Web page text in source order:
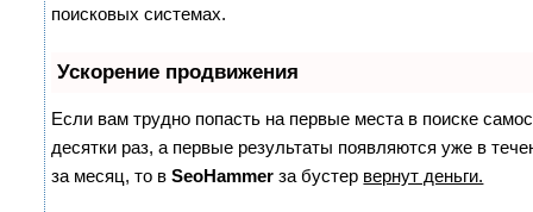
поисковых системах.
Ускорение продвижения
Если вам трудно попасть на первые места в поиске
десятки раз, а первые результаты появляются уже в
за месяц, то вSeoHammer за бустер вернут деньги.